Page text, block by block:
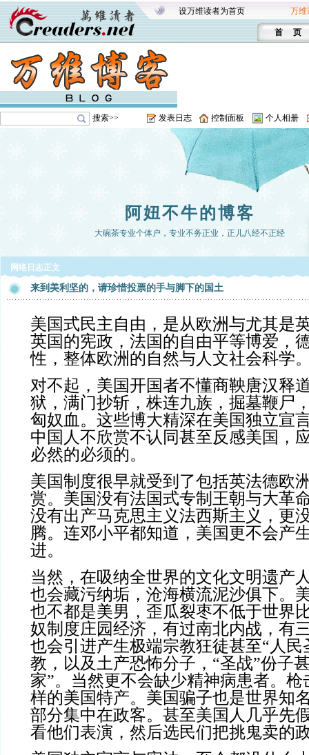
设万维读者为首页 万维
首 页
搜索>> 发表日志 控制面板 个人相册
阿妞不牛的博客
大碗茶专业个体户，专业不务正业，正儿八经不正经
网络日志正文
来到美利坚的，请珍惜投票的手与脚下的国土
美国式民主自由，是从欧洲与尤其是
英国的宪政，法国的自由平等博爱，
性，整体欧洲的自然与人文社会科学
对不起，美国开国者不懂商鞅唐汉释
狱，满门抄斩，株连九族，掘墓鞭尸
匈奴血。这些博大精深在美国独立宣
中国人不欣赏不认同甚至反感美国，
必然的必须的。
美国制度很早就受到了包括英法德欧
赏。美国没有法国式专制王朝与大革
没有出产马克思主义法西斯主义，更
腾。连邓小平都知道，美国更不会产
进。
当然，在吸纳全世界的文化文明遗产
也会藏污纳垢，沧海横流泥沙俱下。
也不都是美男，歪瓜裂枣不低于世界
奴制度庄园经济，有过南北内战，有
也会引进产生极端宗教狂徒甚至“人民
教，以及土产恐怖分子，“圣战”份子
家”。当然更不会缺少精神病患者。
样的美国特产。美国骗子也是世界知
部分集中在政客。甚至美国人几乎先
看他们表演，然后选民们把挑鬼卖的